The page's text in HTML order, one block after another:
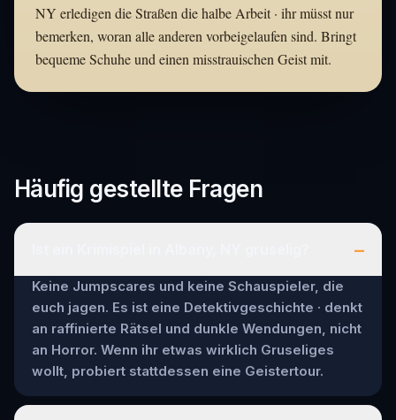
NY erledigen die Straßen die halbe Arbeit · ihr müsst nur
bemerken, woran alle anderen vorbeigelaufen sind. Bringt
bequeme Schuhe und einen misstrauischen Geist mit.
Häufig gestellte Fragen
–
Keine Jumpscares und keine Schauspieler, die
euch jagen. Es ist eine Detektivgeschichte · denkt
an raffinierte Rätsel und dunkle Wendungen, nicht
an Horror. Wenn ihr etwas wirklich Gruseliges
wollt, probiert stattdessen eine Geistertour.